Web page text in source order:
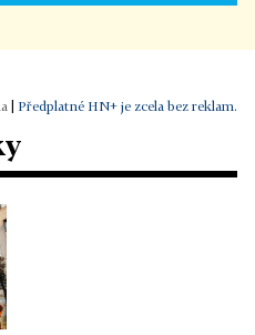
Předplatné HN+ je zcela bez reklam.